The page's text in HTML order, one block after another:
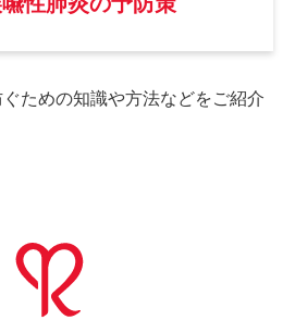
ための知識や方法などをご紹介